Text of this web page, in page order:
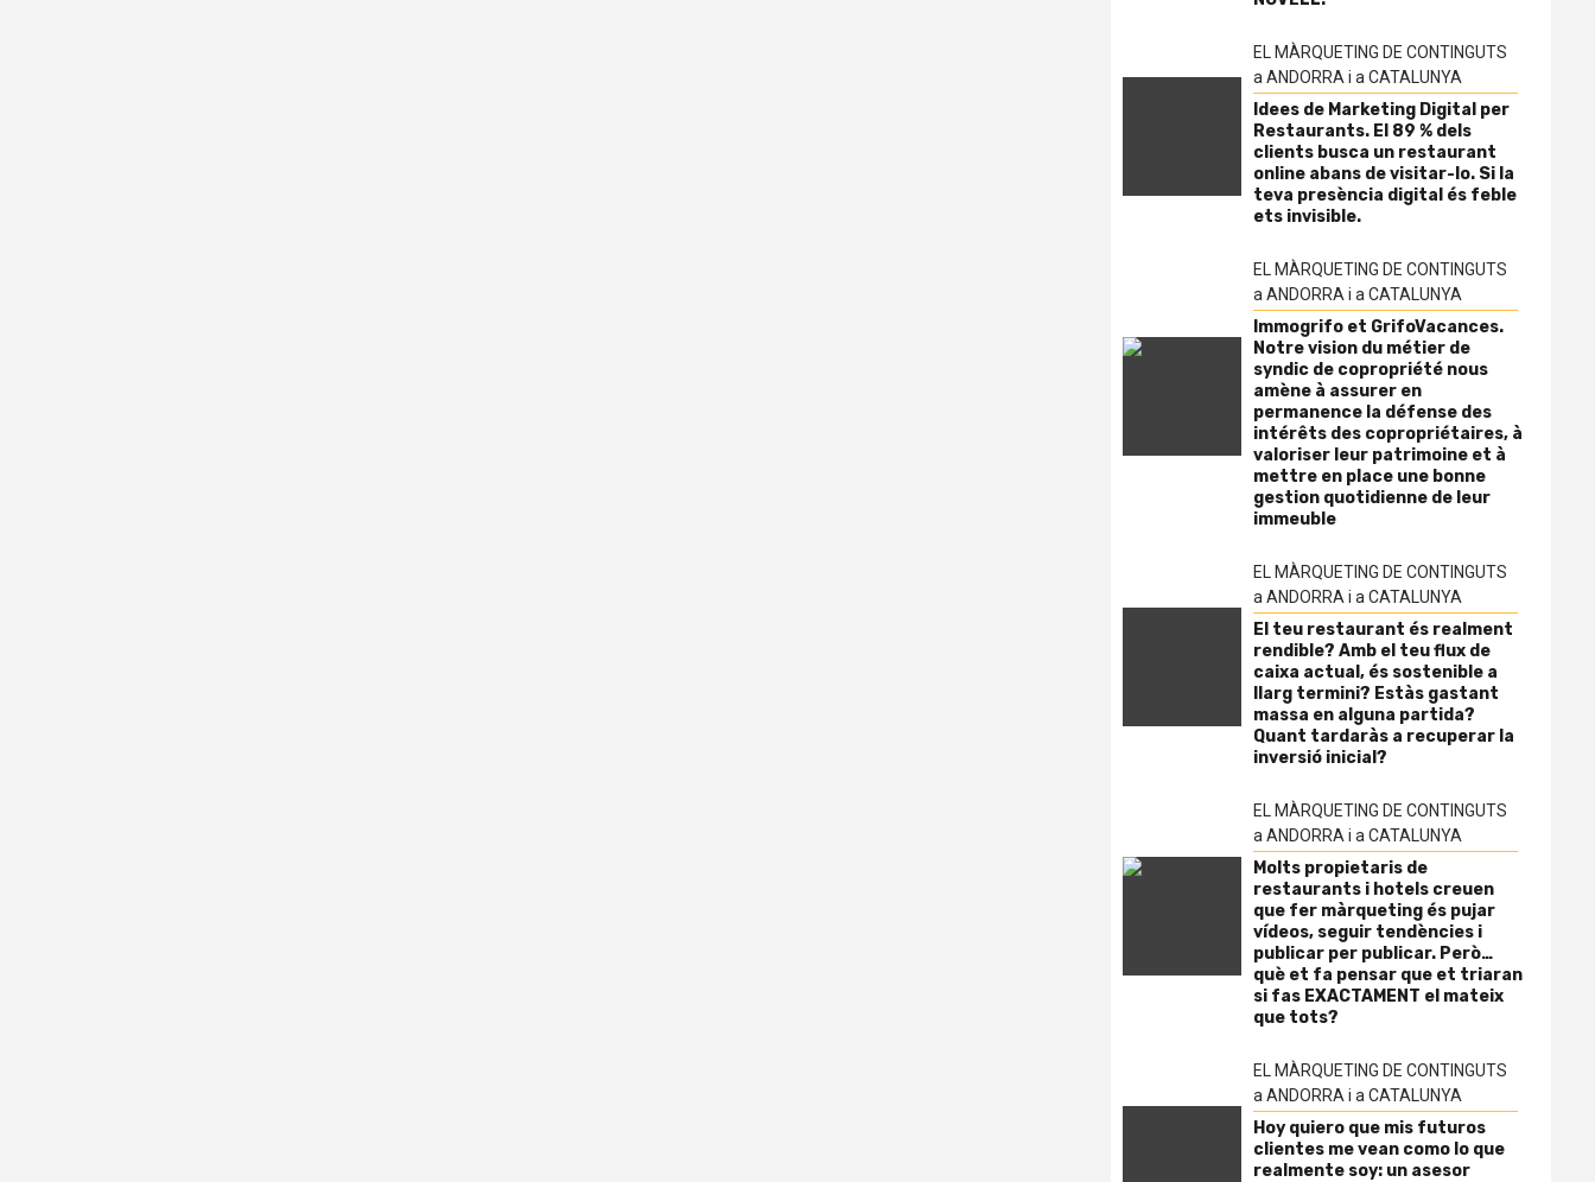
EL MÀRQUETING DE CONTINGUTS
a ANDORRA i a CATALUNYA
Idees de Marketing Digital per
Restaurants. El 89 % dels
clients busca un restaurant
online abans de visitar-lo. Si la
teva presència digital és feble
ets invisible.
EL MÀRQUETING DE CONTINGUTS
a ANDORRA i a CATALUNYA
Immogrifo et GrifoVacances.
Notre vision du métier de
syndic de copropriété nous
amène à assurer en
permanence la défense des
intérêts des copropriétaires, à
valoriser leur patrimoine et à
mettre en place une bonne
gestion quotidienne de leur
immeuble
EL MÀRQUETING DE CONTINGUTS
a ANDORRA i a CATALUNYA
El teu restaurant és realment
rendible? Amb el teu flux de
caixa actual, és sostenible a
llarg termini? Estàs gastant
massa en alguna partida?
Quant tardaràs a recuperar la
inversió inicial?
EL MÀRQUETING DE CONTINGUTS
a ANDORRA i a CATALUNYA
Molts propietaris de
restaurants i hotels creuen
que fer màrqueting és pujar
vídeos, seguir tendències i
publicar per publicar. Però…
què et fa pensar que et triaran
si fas EXACTAMENT el mateix
que tots?
EL MÀRQUETING DE CONTINGUTS
a ANDORRA i a CATALUNYA
Hoy quiero que mis futuros
clientes me vean como lo que
realmente soy: un asesor